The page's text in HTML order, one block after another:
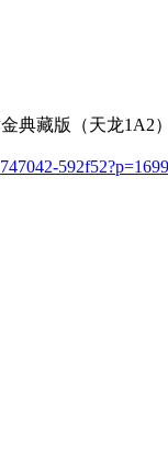
典藏版（天龙1A2
592f52?p=1699